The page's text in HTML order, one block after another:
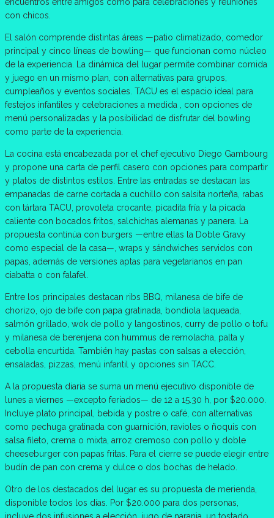
con chicos.
El salón comprende distintas áreas —patio climatizado, comedor
principal y cinco líneas de bowling— que funcionan como núcleo
de la experiencia. La dinámica del lugar permite combinar comida
y juego en un mismo plan, con alternativas para grupos,
cumpleaños y eventos sociales. TACU es el espacio ideal para
festejos infantiles y celebraciones a medida , con opciones de
menú personalizadas y la posibilidad de disfrutar del bowling
como parte de la experiencia.
La cocina está encabezada por el chef ejecutivo Diego Gambourg
y propone una carta de perfil casero con opciones para compartir
y platos de distintos estilos. Entre las entradas se destacan las
empanadas de carne cortada a cuchillo con salsita norteña, rabas
con tártara TACU, provoleta crocante, picadita fría y la picada
caliente con bocados fritos, salchichas alemanas y panera. La
propuesta continúa con burgers —entre ellas la Doble Gravy
como especial de la casa—, wraps y sándwiches servidos con
papas, además de versiones aptas para vegetarianos en pan
ciabatta o con falafel.
Entre los principales destacan ribs BBQ, milanesa de bife de
chorizo, ojo de bife con papa gratinada, bondiola laqueada,
salmón grillado, wok de pollo y langostinos, curry de pollo o tofu
y milanesa de berenjena con hummus de remolacha, palta y
cebolla encurtida. También hay pastas con salsas a elección,
ensaladas, pizzas, menú infantil y opciones sin TACC.
A la propuesta diaria se suma un menú ejecutivo disponible de
lunes a viernes —excepto feriados— de 12 a 15.30 h, por $20.000.
Incluye plato principal, bebida y postre o café, con alternativas
como pechuga gratinada con guarnición, ravioles o ñoquis con
salsa fileto, crema o mixta, arroz cremoso con pollo y doble
cheeseburger con papas fritas. Para el cierre se puede elegir entre
budín de pan con crema y dulce o dos bochas de helado.
Otro de los destacados del lugar es su propuesta de merienda,
disponible todos los días. Por $20.000 para dos personas,
incluye dos infusiones a elección, jugo de naranja, un tostado